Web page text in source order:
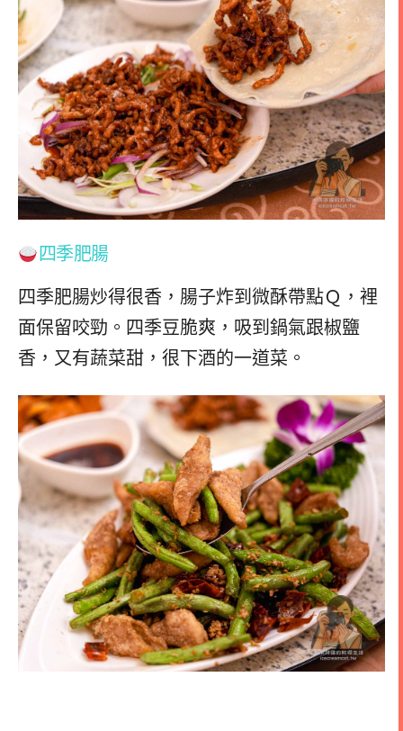
四季肥腸
四季肥腸炒得很香，腸子炸到微酥帶點Ｑ，裡
面保留咬勁。四季豆脆爽，吸到鍋氣跟椒鹽
香，又有蔬菜甜，很下酒的一道菜。